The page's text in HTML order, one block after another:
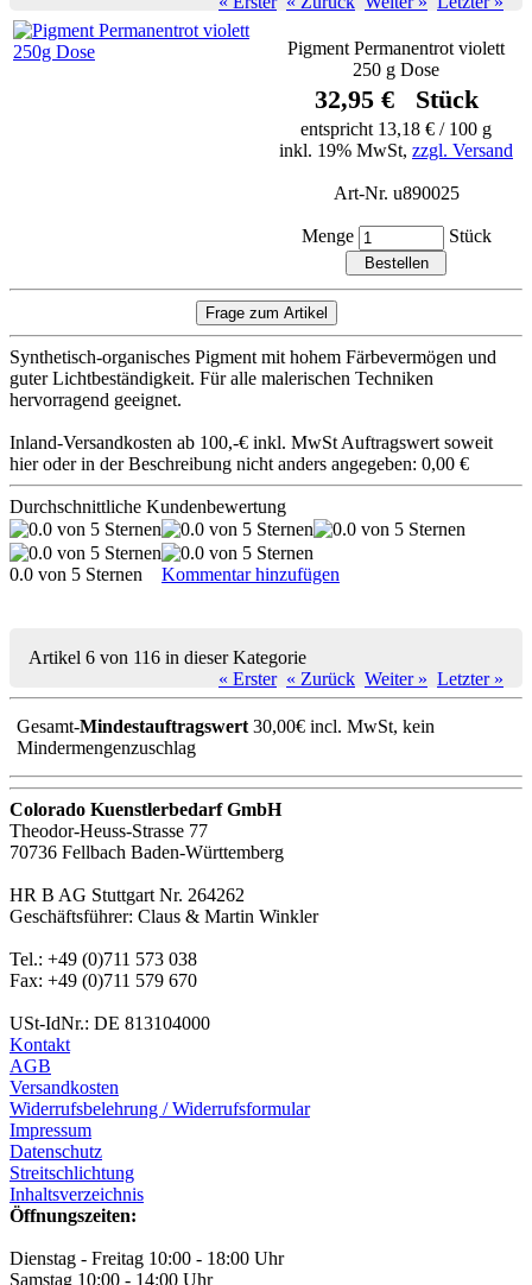
Pigment Permanentrot violett
250 g Dose
32,95 € Stück
entspricht 13,18 € / 100 g
inkl. 19% MwSt, zzgl. Versand
Art-Nr. u890025
Menge Stück
Synthetisch-organisches Pigment mit hohem Färbevermögen und
guter Lichtbeständigkeit. Für alle malerischen Techniken
hervorragend geeignet.
Inland-Versandkosten ab 100,-€ inkl. MwSt Auftragswert soweit
hier oder in der Beschreibung nicht anders angegeben: 0,00 €
Durchschnittliche Kundenbewertung
0.0 von 5 Sternen Kommentar hinzufügen
Artikel 6 von 116 in dieser Kategorie
« Erster « Zurück Weiter » Letzter »
Gesamt-Mindestauftragswert 30,00€ incl. MwSt, kein
Mindermengenzuschlag
Colorado Kuenstlerbedarf GmbH
Theodor-Heuss-Strasse 77
70736 Fellbach Baden-Württemberg
HR B AG Stuttgart Nr. 264262
Geschäftsführer: Claus & Martin Winkler
Tel.: +49 (0)711 573 038
Fax: +49 (0)711 579 670
USt-IdNr.: DE 813104000
Kontakt
AGB
Versandkosten
Widerrufsbelehrung / Widerrufsformular
Impressum
Datenschutz
Streitschlichtung
Inhaltsverzeichnis
Öffnungszeiten:
Dienstag - Freitag 10:00 - 18:00 Uhr
Samstag 10:00 - 14:00 Uhr